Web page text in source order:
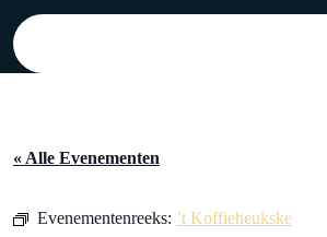
« Alle Evenementen
Evenementenreeks: ’t Koffieheukske